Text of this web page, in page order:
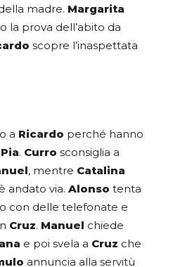
madre. Margarita
la prova dell’abito da
scopre l’inaspettata
a Ricardo perché hanno
Pia. Curro sconsiglia a
, mentre Catalina
è andato via. Alonso tenta
con delle telefonate e
Cruz. Manuel chiede
e poi svela a Cruz che
annuncia alla servitù